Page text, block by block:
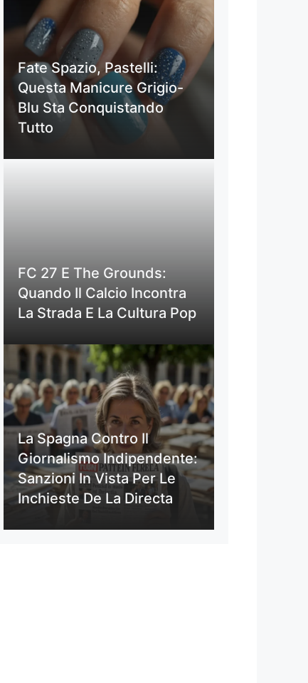
Fate Spazio, Pastelli:
Questa Manicure Grigio-
Blu Sta Conquistando
Tutto
FC 27 E The Grounds:
Quando Il Calcio Incontra
La Strada E La Cultura Pop
La Spagna Contro Il
Giornalismo Indipendente:
Sanzioni In Vista Per Le
Inchieste De La Directa